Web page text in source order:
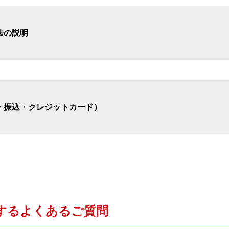
の説明
込・クレジットカード）
るよくあるご質問